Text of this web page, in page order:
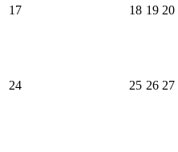
17
18 19 20
24 25 26 27